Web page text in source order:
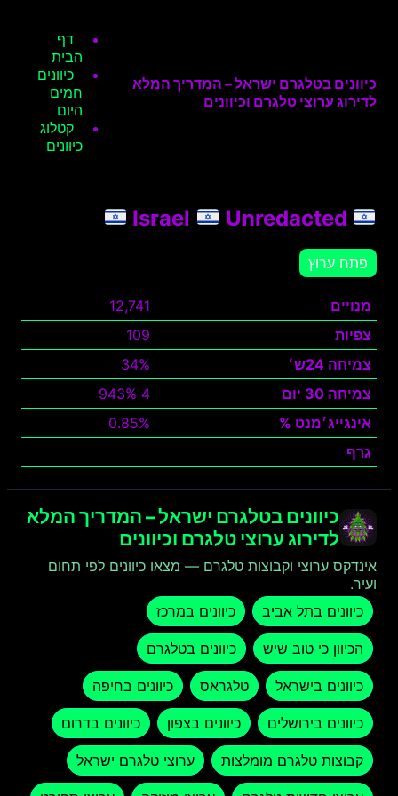
כיוונים בטלגרם ישראל – המדריך המלא
לדירוג ערוצי טלגרם וכיוונים
דף
הבית
כיוונים
חמים
היום
קטלוג
כיוונים
Unredacted
פתח ערוץ
מנויים
12,741
צפיות
109
צמיחה 24ש׳
34%
צמיחה 30 יום
4 943%
אינגייג׳מנט %
0.85%
גרף
כיוונים בטלגרם ישראל – המדריך המלא
לדירוג ערוצי טלגרם וכיוונים
אינדקס ערוצי וקבוצות טלגרם — מצאו כיוונים לפי תחום
ועיר.
כיוונים בתל אביב
כיוונים במרכז
הכיוון כי טוב שיש כיוונים בטלגרם
כיוונים בישראל טלגראס כיוונים בחיפה
כיוונים בירושלים כיוונים בצפון כיוונים בדרום
קבוצות טלגרם מומלצות ערוצי טלגרם ישראל